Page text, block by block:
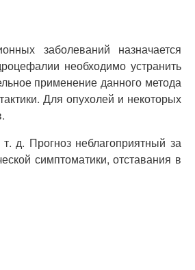
заболеваний назначается
необходимо устранить
применение данного метода
Для опухолей и некоторых
д. Прогноз неблагоприятный за
симптоматики, отставания в